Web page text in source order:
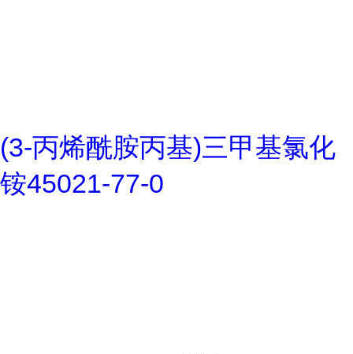
(3-丙烯酰胺丙基)三甲基氯化
铵45021-77-0